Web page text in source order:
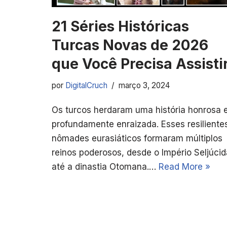
21 Séries Históricas
Turcas Novas de 2026
que Você Precisa
por DigitalCruch março 3, 2024
Os turcos herdaram uma história honrosa
profundamente enraizada. Esses
nômades eurasiáticos formaram múltiplos
reinos poderosos, desde o Império
até a dinastia Otomana.… Read More »